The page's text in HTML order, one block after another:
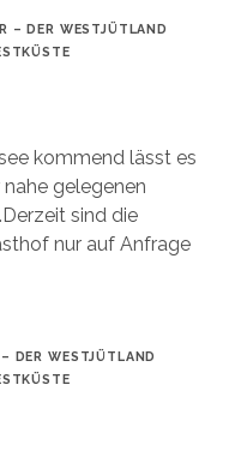
– DER WESTJÜTLAND
kommend lässt es
gelegenen
sind die
nur auf Anfrage
DER WESTJÜTLAND